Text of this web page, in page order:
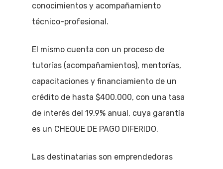
conocimientos y acompañamiento
técnico-profesional.
El mismo cuenta con un proceso de
tutorías (acompañamientos), mentorías,
capacitaciones y financiamiento de un
crédito de hasta $400.000, con una tasa
de interés del 19.9% anual, cuya garantía
es un CHEQUE DE PAGO DIFERIDO.
Las destinatarias son emprendedoras